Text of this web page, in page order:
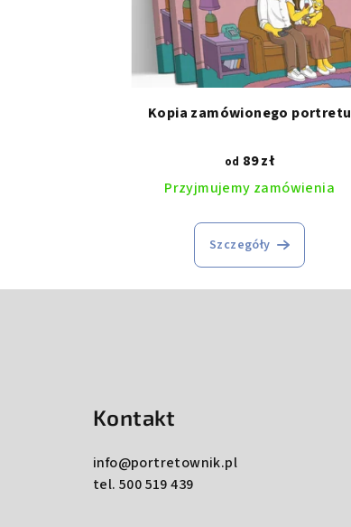
Kopia zamówionego portretu
od 89 zł
Przyjmujemy zamówienia
Szczegóły
Kontakt
info@portretownik.pl
tel. 500 519 439